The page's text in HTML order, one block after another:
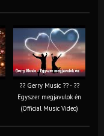
?? Gerry Music ?? - ??
Egyszer megjavulok én
(Official Music Video)